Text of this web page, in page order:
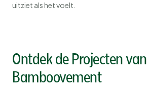
uitziet als het voelt.
Ontdek de Projecten van
Bamboovement